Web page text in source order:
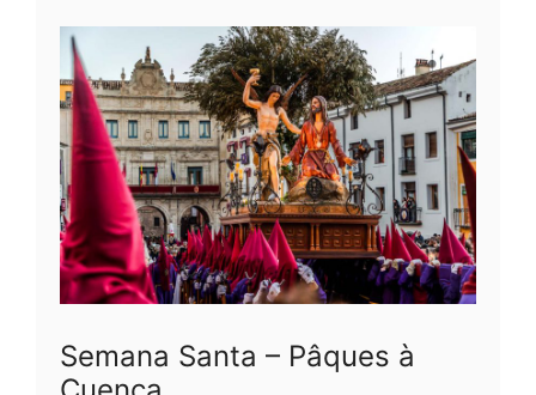
Semana Santa – Pâques à